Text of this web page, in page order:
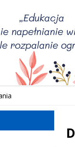
rok